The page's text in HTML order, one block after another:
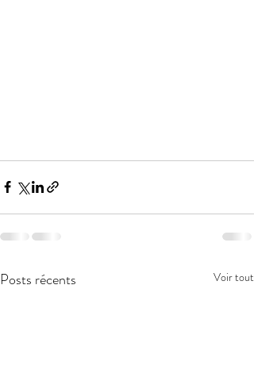
Posts récents Voir tout